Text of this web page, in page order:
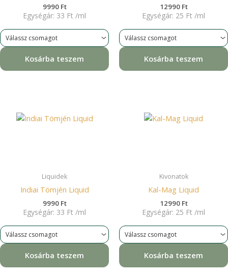
9990 Ft
Egységár: 33 Ft /ml
Kosárba teszem
12990 Ft
Egységár: 25 Ft /ml
Kosárba teszem
Liquidek
Indiai Tömjén Liquid
9990 Ft
Egységár: 33 Ft /ml
Kosárba teszem
Kivonatok
Kal-Mag Liquid
12990 Ft
Egységár: 25 Ft /ml
Kosárba teszem